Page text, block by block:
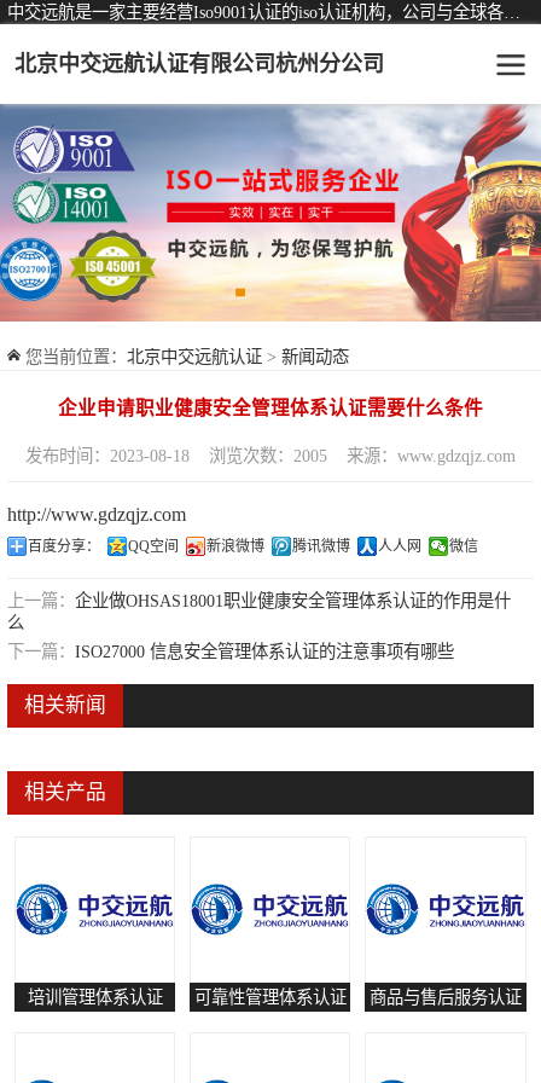
北京中交远航认证有限公司杭州分公司
您当前位置： 北京中交远航认证 > 新闻动态
企业申请职业健康安全管理体系认证需要什么条件
发布时间：2023-08-18 浏览次数：2005 来源：www.gdzqjz.com
http://www.gdzqjz.com
百度分享： QQ空间 新浪微博 腾讯微博 人人网 微信
上一篇： 企业做OHSAS18001职业健康安全管理体系认证的作用是什
么
下一篇： ISO27000 信息安全管理体系认证的注意事项有哪些
相关新闻
相关产品
培训管理体系认证 可靠性管理体系认证 商品与售后服务认证
认证服务 可从事认证业务一览表
ISO9001质量管理体系认证
ISO14001环境管理体系认证
ISO45001职业健康安全管理体系认证
交通运输服务认证
ISO27001信息安全管理体系认证
有害物质过程管理体系认证